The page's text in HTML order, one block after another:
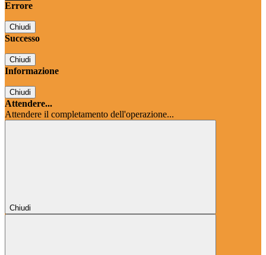
Errore
Chiudi
Successo
Chiudi
Informazione
Chiudi
Attendere...
Attendere il completamento dell'operazione...
Chiudi